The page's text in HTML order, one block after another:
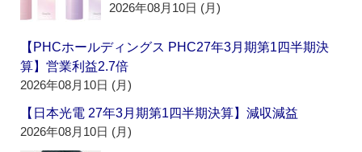
2026年08月10日 (月)
【PHCホールディングス PHC27年3月期第1四半期決
算】営業利益2.7倍
2026年08月10日 (月)
【日本光電 27年3月期第1四半期決算】減収減益
2026年08月10日 (月)